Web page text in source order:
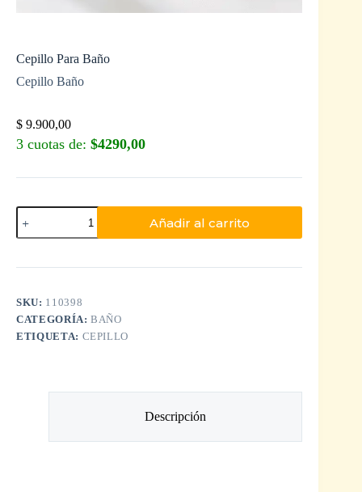
Cepillo Para Baño
Cepillo Baño
$ 9.900,00
3 cuotas de: $4290,00
Añadir al carrito
SKU: 110398
CATEGORÍA:BAÑO
ETIQUETA: CEPILLO
Descripción